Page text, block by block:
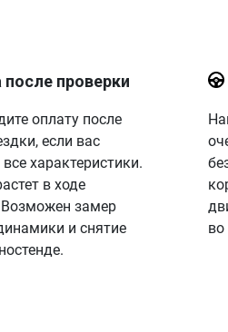
после проверки
оплату после
если вас
характеристики.
в ходе
замер
и снятие
во